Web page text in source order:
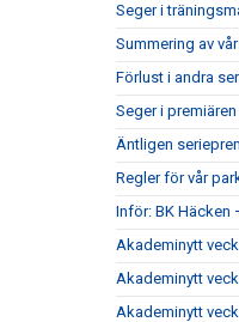
Seger i
Summering av
Förlust i andra
Seger i premiären
Äntligen
Regler för vår
Inför: BK Häcken
Akademinytt
Akademinytt
Akademinytt